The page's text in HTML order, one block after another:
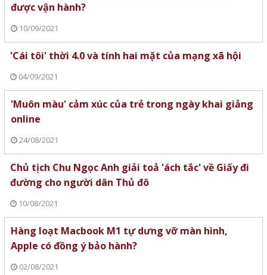
được vận hành?
10/09/2021
'Cái tôi' thời 4.0 và tính hai mặt của mạng xã hội
04/09/2021
'Muôn màu' cảm xúc của trẻ trong ngày khai giảng
online
24/08/2021
Chủ tịch Chu Ngọc Anh giải toả 'ách tắc' về Giấy đi
đường cho người dân Thủ đô
10/08/2021
Hàng loạt Macbook M1 tự dưng vỡ màn hình,
Apple có đồng ý bảo hành?
02/08/2021